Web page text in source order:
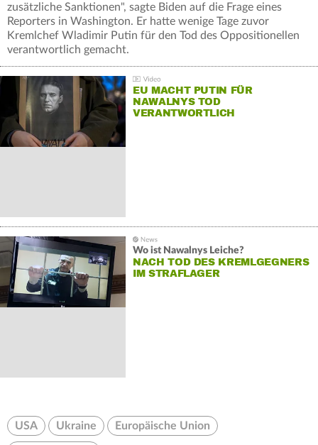
zusätzliche Sanktionen", sagte Biden auf die Frage eines
Reporters in Washington. Er hatte wenige Tage zuvor
Kremlchef Wladimir Putin für den Tod des Oppositionellen
verantwortlich gemacht.
EU MACHT PUTIN FÜR
NAWALNYS TOD
VERANTWORTLICH
Wo ist Nawalnys Leiche?
NACH TOD DES KREMLGEGNERS
IM STRAFLAGER
USA Ukraine Europäische Union